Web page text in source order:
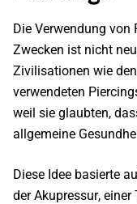
Die Verwendung von
Zwecken ist nicht
Zivilisationen wie
verwendeten
weil sie glaubten,
allgemeine
Diese Idee basierte
der Akupressur, einer